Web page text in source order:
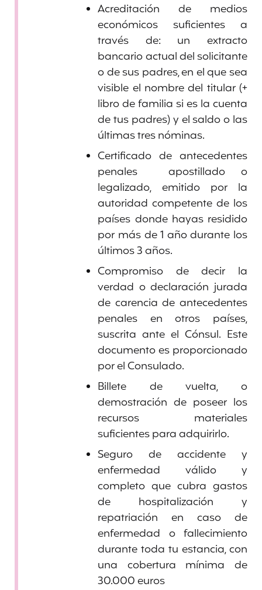
Acreditación de medios
económicos suficientes a
través de: un extracto
bancario actual del solicitante
o de sus padres, en el que sea
visible el nombre del titular (+
libro de familia si es la cuenta
de tus padres) y el saldo o las
últimas tres nóminas.
Certificado de antecedentes
penales apostillado o
legalizado, emitido por la
autoridad competente de los
países donde hayas residido
por más de 1 año durante los
últimos 3 años.
Compromiso de decir la
verdad o declaración jurada
de carencia de antecedentes
penales en otros países,
suscrita ante el Cónsul. Este
documento es proporcionado
por el Consulado.
Billete de vuelta, o
demostración de poseer los
recursos materiales
suficientes para adquirirlo.
Seguro de accidente y
enfermedad válido y
completo que cubra gastos
de hospitalización y
repatriación en caso de
enfermedad o fallecimiento
durante toda tu estancia, con
una cobertura mínima de
30.000 euros